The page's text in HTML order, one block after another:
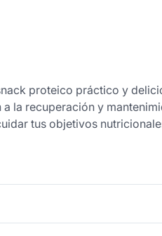
proteico práctico y
la recuperación y
tus objetivos